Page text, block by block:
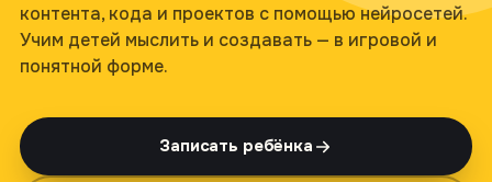
контента, кода и проектов с помощью нейросетей.
Учим детей мыслить и создавать — в игровой и
понятной форме.
Записать ребёнка